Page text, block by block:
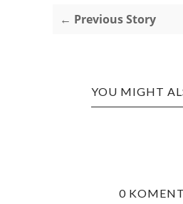
← Previous Story
YOU MIGHT
0